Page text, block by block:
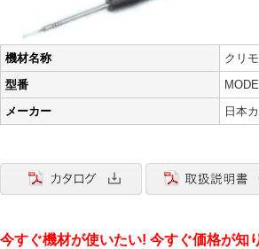
機材名称
クリ
型番
メーカー
日本
今すぐ機材が使いたい! 今すぐ価格が知